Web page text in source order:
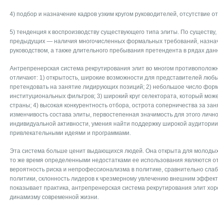
4) подбор и назначение кадров узким кругом руководителей, отсутствие
5) тенденция к воспроизводству существующего типа элиты. По существу,
предыдущих — наличия многочисленных формальных требований,
руководством, а также длительного пребывания претендента в рядах
Антрепренерская система рекрутирования элит во многом
отличают: 1) открытость, широкие возможности для представителей
претендовать на занятие лидирующих позиций; 2) небольшое число
институциональных фильтров; 3) широкий круг селектората, который
страны; 4) высокая конкурентность отбора, острота соперничества за
изменчивость состава элиты, первостепенная значимость для этого
индивидуальной активности, умения найти поддержку широкой
привлекательными идеями и программами.
Эта система больше ценит выдающихся людей. Она открыта для
то же время определенными недостатками ее использования являются
вероятность риска и непрофессионализма в политике, сравнительно
политики, склонность лидеров к чрезмерному увлечению внешним
показывает практика, антрепренерская система рекрутирования элит
динамизму современной жизни.